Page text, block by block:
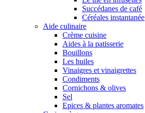
Succédanes de café
Céréales instantanée
Aide culinaire
Crème cuisine
Aides à la patisserie
Bouillons
Les huiles
Vinaigres et vinaigrettes
Condiments
Cornichons & olives
Sel
Epices & plantes aromates